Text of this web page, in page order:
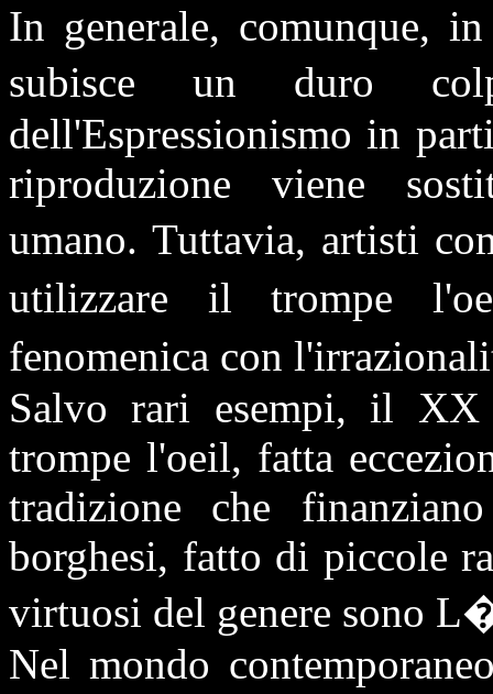
In generale, comunque,
subisce un duro
dell'Espressionismo in
riproduzione viene
umano. Tuttavia, artisti
utilizzare il trompe
fenomenica con
Salvo rari esempi, il XX
trompe l'oeil, fatta
tradizione che
borghesi, fatto di piccole
virtuosi del genere sono
Nel mondo